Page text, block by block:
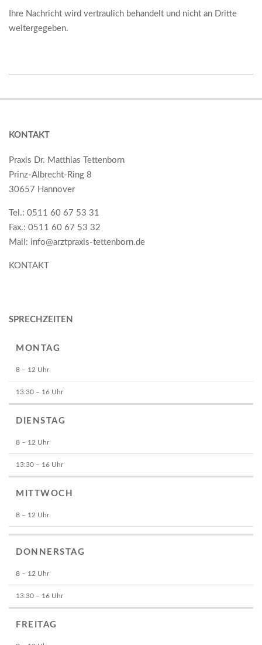
Ihre Nachricht wird vertraulich behandelt und nicht an Dritte
weitergegeben.
KONTAKT
Praxis Dr. Matthias Tettenborn
Prinz-Albrecht-Ring 8
30657 Hannover
Tel.: 0511 60 67 53 31
Fax.: 0511 60 67 53 32
Mail: info@arztpraxis-tettenborn.de
KONTAKT
SPRECHZEITEN
MONTAG
8 – 12 Uhr
13:30 – 16 Uhr
DIENSTAG
8 – 12 Uhr
13:30 – 16 Uhr
MITTWOCH
8 – 12 Uhr
DONNERSTAG
8 – 12 Uhr
13:30 – 16 Uhr
FREITAG